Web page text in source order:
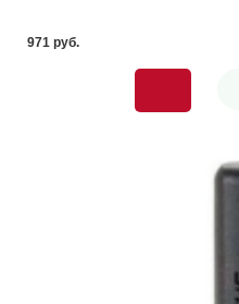
971 pуб.